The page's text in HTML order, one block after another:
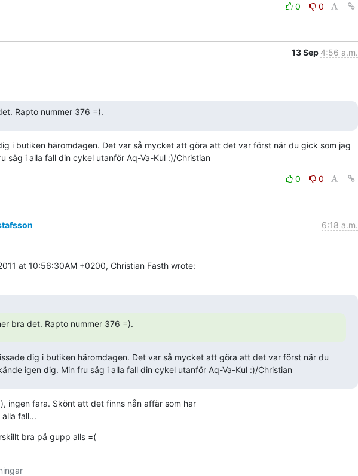
0
0
13 Sep 4:56 a.m.
Rapto nummer 376 =).
i butiken häromdagen. Det var så mycket att göra att det var först när du gick som jag
såg i alla fall din cykel utanför Aq-Va-Kul :)/Christian
0
0
6:18 a.m.
at 10:56:30AM +0200, Christian Fasth wrote:
bra det. Rapto nummer 376 =).
dig i butiken häromdagen. Det var så mycket att göra att det var först när du
igen dig. Min fru såg i alla fall din cykel utanför Aq-Va-Kul :)/Christian
ingen fara. Skönt att det finns nån affär som har
fall...
bra på gupp alls =(